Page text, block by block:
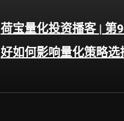
荷宝量化投资播客 | 第
好如何影响量化策略选